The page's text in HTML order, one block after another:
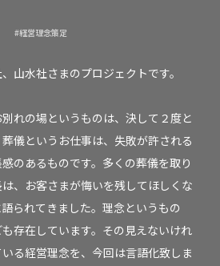
#経営理念策定
山水社さまのプロジェクトです。
れの場というものは、決して２度と
儀というお仕事は、失敗が許される
のあるものです。多くの葬儀を取り
、お客さまが悔いを残してほしくな
られてきました。理念というもの
存在しています。その見えないけれ
る経営理念を、今回は言語化致しま